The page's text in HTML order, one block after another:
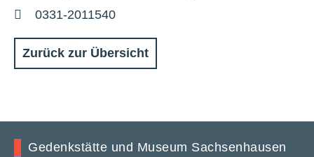
Mail
Telefon
0331-2011540
Zurück zur Übersicht
Gedenkstätte und Museum Sachsenhausen